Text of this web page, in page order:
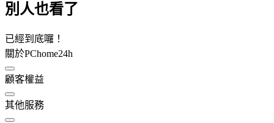
別人也看了
已經到底囉！
關於PChome24h
顧客權益
其他服務